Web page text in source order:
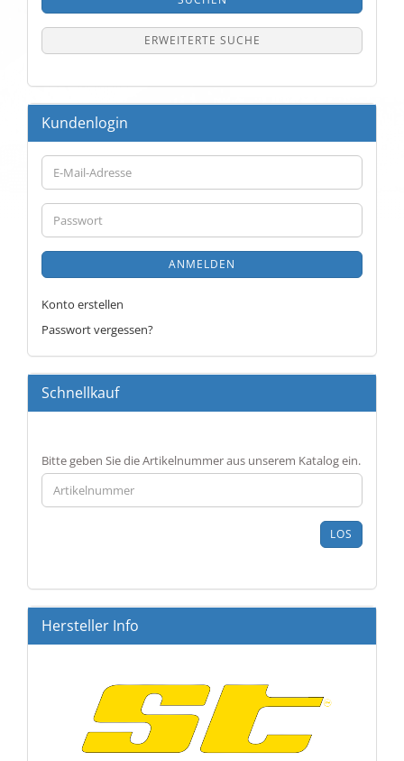
ERWEITERTE SUCHE
Kundenlogin
E-
Mail-
Adresse
Passwort
ANMELDEN
Konto erstellen
Passwort vergessen?
Schnellkauf
BITTE
GEBEN
SIE
DIE
EIN.
Bitte geben Sie die Artikelnummer aus unserem Katalog ein.
LOS
Hersteller Info